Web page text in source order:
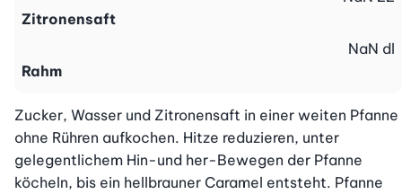
Zitronensaft
Rahm
NaN dl
Zucker, Wasser und Zitronensaft in einer weiten Pfanne
ohne Rühren aufkochen. Hitze reduzieren, unter
gelegentlichem Hin-und her-Bewegen der Pfanne
köcheln, bis ein hellbrauner Caramel entsteht. Pfanne